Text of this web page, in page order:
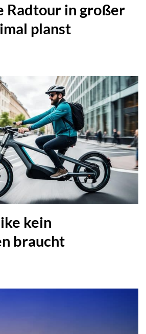
Radtour in großer
planst
kein
braucht